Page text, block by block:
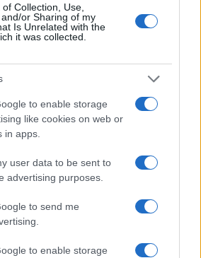
Collection, Use,
or Sharing of my
Is Unrelated with the
it was collected.
to enable storage
like cookies on web or
in apps.
user data to be sent to
advertising purposes.
to send me
to enable storage
W
h
s
A
p
p
S
h
re
articolo
musica e solidarietà con Avis Olbia al